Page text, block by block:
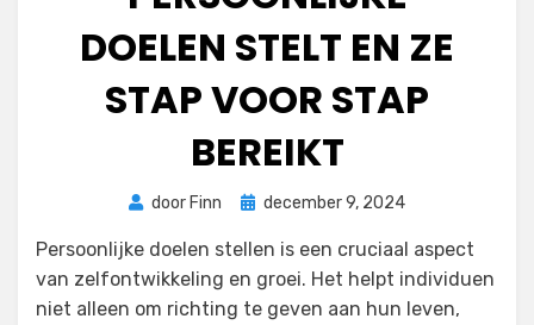
DOELEN STELT EN ZE
STAP VOOR STAP
BEREIKT
door Finn
Geplaatst
december 9, 2024
Persoonlijke doelen stellen is een cruciaal aspect
van zelfontwikkeling en groei. Het helpt individuen
niet alleen om richting te geven aan hun leven,